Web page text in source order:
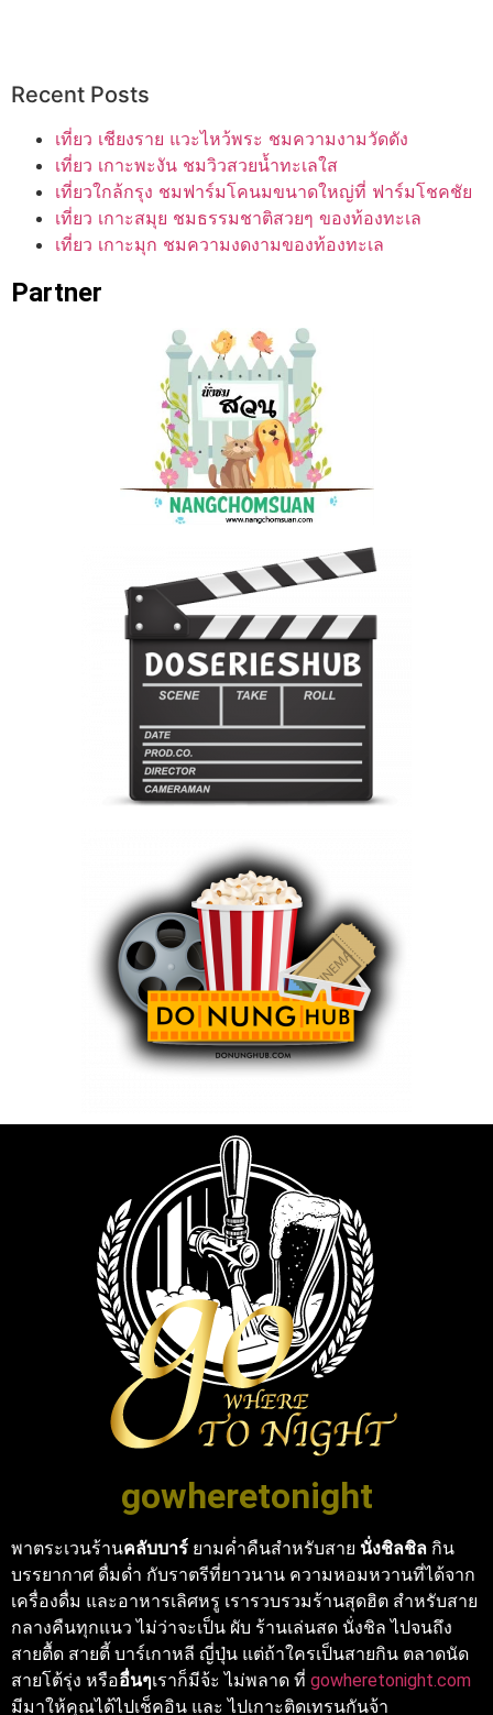
Recent Posts
เที่ยว เชียงราย แวะไหว้พระ ชมความงามวัดดัง
เที่ยว เกาะพะงัน ชมวิวสวยน้ำทะเลใส
เที่ยวใกล้กรุง ชมฟาร์มโคนมขนาดใหญ่ที่ ฟาร์มโชคชัย
เที่ยว เกาะสมุย ชมธรรมชาติสวยๆ ของท้องทะเล
เที่ยว เกาะมุก ชมความงดงามของท้องทะเล
Partner
gowheretonight
พาตระเวนร้านคลับบาร์ ยามค่ำคืนสำหรับสาย นั่งชิลชิล กิน
บรรยากาศ ดื่มด่ำ กับราตรีที่ยาวนาน ความหอมหวานที่ได้จาก
เครื่องดื่ม และอาหารเลิศหรู เรารวบรวมร้านสุดฮิต สำหรับสาย
กลางคืนทุกแนว ไม่ว่าจะเป็น ผับ ร้านเล่นสด นั่งชิล ไปจนถึง
สายตื้ด สายตี้ บาร์เกาหลี ญี่ปุ่น แต่ถ้าใครเป็นสายกิน ตลาดนัด
สายโต้รุ่ง หรืออื่นๆเราก็มีจ้ะ ไม่พลาด ที่ gowheretonight.com
มีมาให้คุณได้ไปเช็คอิน และ ไปเกาะติดเทรนกันจ้า